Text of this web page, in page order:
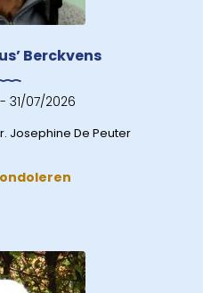
Berckvens
31/07/2026
Josephine De Peuter